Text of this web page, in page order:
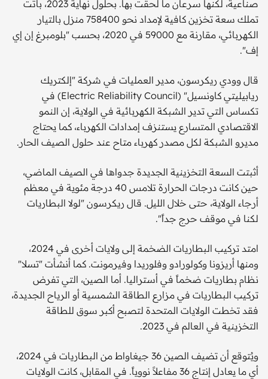
صناعية، لكنها سرعان ما لحقت بها. بحلول نهاية 2023، باتت
تملك سعة تخزين كافية لإمداد نحو 758400 منزل بالتيار
الكهربائي، مقارنة مع 59000 في 2020، بحسب "بلومبرغ إن إي
إف".
قال وودي ريكرسون، مدير العمليات في شركة "إلكتريك
ريابيليتي كاونسيل" (Electric Reliability Council) في
تكساس التي تدير الشبكة الكهربائية في الولاية، إن النمو
الاقتصادي المتسارع يستنزف إمدادات الكهرباء، كما يحتاج
مديرو الشبكة لكل مصدر كهرباء متاح عند حلول الصيف الحار.
أثبتت السعة التخزينية الجديدة جدواها في الصيف الماضي،
حين كانت درجات الحرارة تلامس 40 درجة مئوية في معظم
أرجاء الولاية، حتى خلال الليل. قال ريكرسون "لولا البطاريات
لكنا في موقف حرج جداً".
امتد تركيب البطاريات الضخمة إلى ولايات أخرى في 2024،
ومنها أريزونا وكولورادو وفلوريدا وفيرمونت. كما أنشأت "تسلا"
نظام بطاريات ضخماً في أستراليا. أما الصين، التي تفرض
تركيب البطاريات في مزارع الطاقة الشمسية أو الرياح الجديدة،
فقد تخطت الولايات المتحدة لتصبح أكبر سوق للطاقة
التخزينية في العالم في 2023.
ويُتوقع أن تضيف الصين 36 جيغاواط من البطاريات في 2024،
أي ما يعادل إنتاج 36 مفاعلاً نووياً. في المقابل، كانت الولايات